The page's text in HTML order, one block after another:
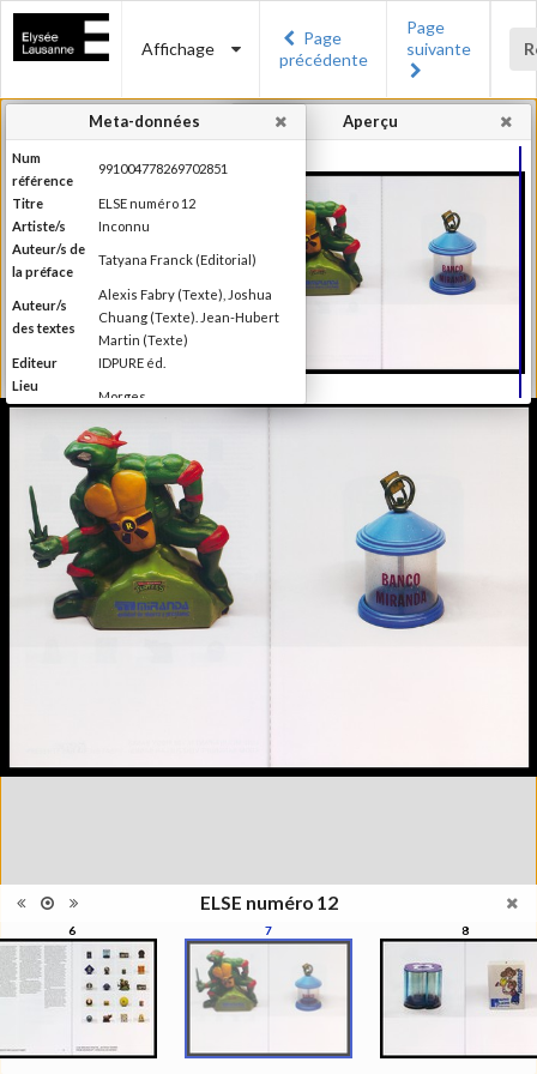
Affichage
Page
précédente
Page
suivante
ELSE numéro 12
6 7 8
Aperçu
Meta-données
Num
référence
991004778269702851
Titre
ELSE numéro 12
Artiste/s
Inconnu
Auteur/s de
la préface
Tatyana Franck (Editorial)
Auteur/s
des textes
Alexis Fabry (Texte), Joshua
Chuang (Texte). Jean-Hubert
Martin (Texte)
Editeur
IDPURE éd.
Lieu
d'édition
Morges
d'édition
2016
Information
édition
Production du Musée de
l'Elysée Else se définit comme
étant un magazine de "l'autre"
photographie, la photographie
qui ne s'appréhende pas
seulement pour elle-même,
mais se manisfeste en séries,
en collections, regroupées par
commissaire, du collectionneur
reliure
Format
32,5 x 23,5 cm
Langues
Français, Anglais
ISBN/ISSN